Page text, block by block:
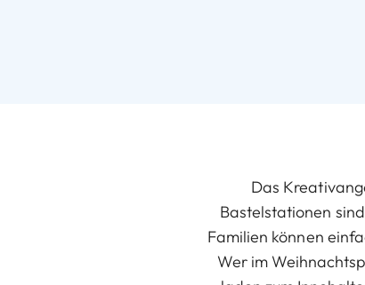
Das
Bastelstationen
Familien können
Wer im